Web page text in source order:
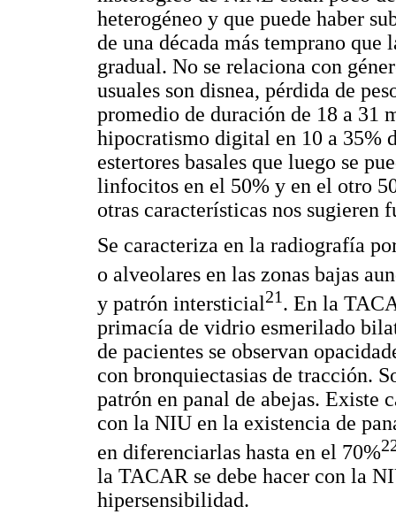
heterogéneo y que puede haber
de una década más temprano que
gradual. No se relaciona con
usuales son disnea, pérdida de
promedio de duración de 18 a 31
hipocratismo digital en 10 a 35%
estertores basales que luego se
linfocitos en el 50% y en el otro
otras características nos sugieren
Se caracteriza en la radiografía
o alveolares en las zonas bajas
y patrón intersticial21. En la
primacía de vidrio esmerilado
de pacientes se observan
con bronquiectasias de tracción.
patrón en panal de abejas. Existe
con la NIU en la existencia de
en diferenciarlas hasta en el 70%
la TACAR se debe hacer con la
hipersensibilidad.